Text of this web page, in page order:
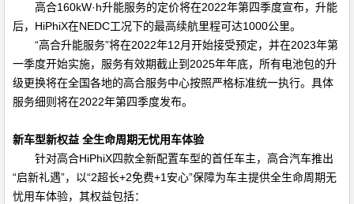
高合160kW·h升能服务的定价将在2022年第四季度宣布，升能
后， HiPhiX在NEDC工况下的最高续航里程可达1000公里。
“高合升能服务”将在2022年12月开始接受预定，并在2023年第
一季度开始实施，服务有效期截止到 2025年年底，所有电池包的升
级更换将在全国各地的高合服务中心按照严格标准统一执行。具体
服务细则将在2022年第四季度发布。
新车型新权益 全生命周期无忧用车体验
针对高合HiPhiX四款全新配置车型的首任车主，高合汽车推出
“启新礼遇”，以“2超长+2免费+1安心”保障为车主提供全生命周期无
忧用车体验，其权益包括：